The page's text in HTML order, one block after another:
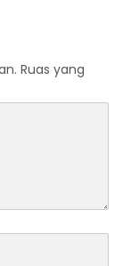
Ruas yang